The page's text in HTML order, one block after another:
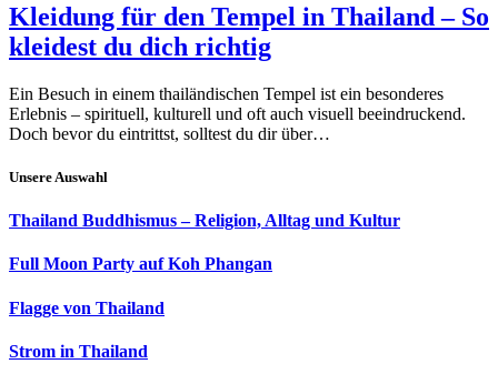
Kleidung für den Tempel in Thailand – So
kleidest du dich richtig
Ein Besuch in einem thailändischen Tempel ist ein besonderes
Erlebnis – spirituell, kulturell und oft auch visuell beeindruckend.
Doch bevor du eintrittst, solltest du dir über…
Unsere Auswahl
Thailand Buddhismus – Religion, Alltag und Kultur
Full Moon Party auf Koh Phangan
Flagge von Thailand
Strom in Thailand